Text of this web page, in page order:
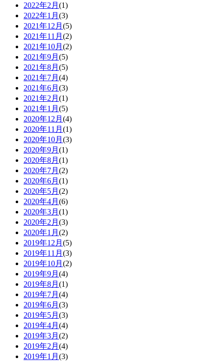
2022年2月 (1)
2022年1月 (3)
2021年12月 (5)
2021年11月 (2)
2021年10月 (2)
2021年9月 (5)
2021年8月 (5)
2021年7月 (4)
2021年6月 (3)
2021年2月 (1)
2021年1月 (5)
2020年12月 (4)
2020年11月 (1)
2020年10月 (3)
2020年9月 (1)
2020年8月 (1)
2020年7月 (2)
2020年6月 (1)
2020年5月 (2)
2020年4月 (6)
2020年3月 (1)
2020年2月 (3)
2020年1月 (2)
2019年12月 (5)
2019年11月 (3)
2019年10月 (2)
2019年9月 (4)
2019年8月 (1)
2019年7月 (4)
2019年6月 (3)
2019年5月 (3)
2019年4月 (4)
2019年3月 (2)
2019年2月 (4)
2019年1月 (3)